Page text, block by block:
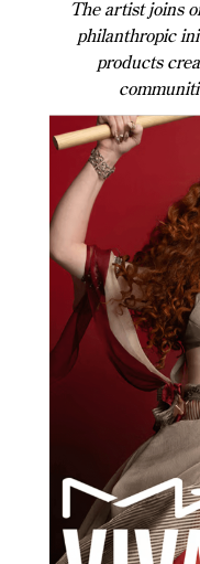
The artist joins
philanthropic
products